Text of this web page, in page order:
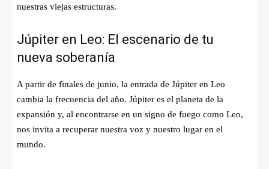
nuestras viejas estructuras.
Júpiter en Leo: El escenario de tu
nueva soberanía
A partir de finales de junio, la entrada de Júpiter en Leo
cambia la frecuencia del año. Júpiter es el planeta de la
expansión y, al encontrarse en un signo de fuego como Leo,
nos invita a recuperar nuestra voz y nuestro lugar en el
mundo.